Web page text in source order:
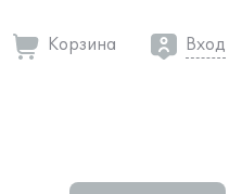
Корзина Вход